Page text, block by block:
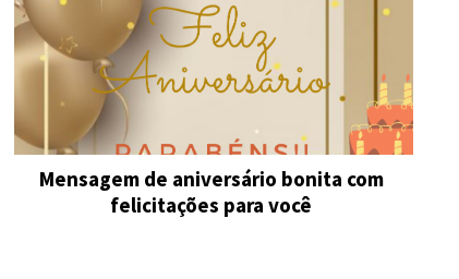
Mensagem de aniversário bonita com
felicitações para você